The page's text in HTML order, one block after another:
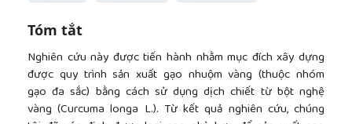
Tóm tắt
Nghiên cứu này được tiến hành nhằm mục đích xây dựng
được quy trình sản xuất gạo nhuộm vàng (thuộc nhóm
gạo đa sắc) bằng cách sử dụng dịch chiết từ bột nghệ
vàng (Curcuma longa L.). Từ kết quả nghiên cứu, chúng